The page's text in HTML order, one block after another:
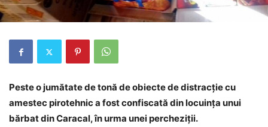
Peste o jumătate de tonă deobiecte de distracție cu
amestec pirotehnic a fost confiscată din locuința unui
bărbat din Caracal, în urma unei percheziții.